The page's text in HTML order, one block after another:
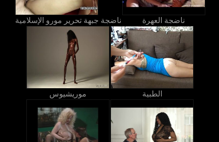
ناضجة جبهة تحرير مورو الإسلامية ناضجة العهرة
موريشيوس الطبية